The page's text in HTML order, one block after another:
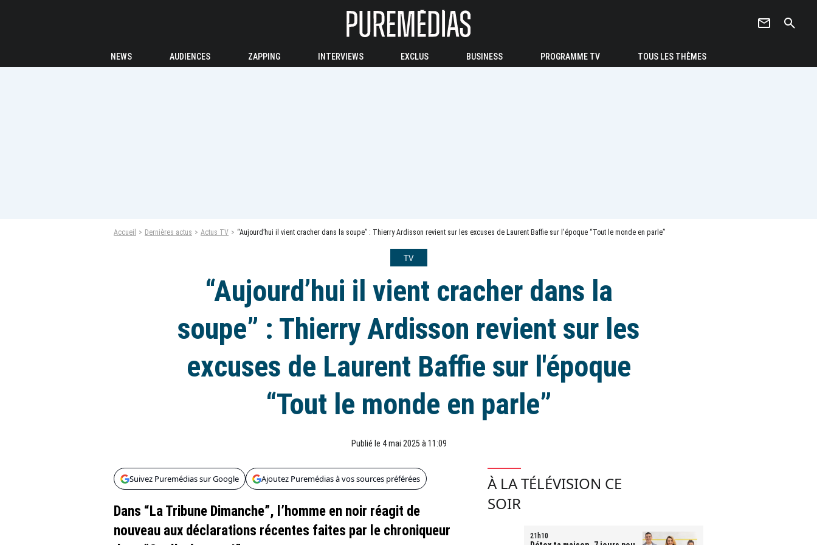
newsletter search
NEWS AUDIENCES ZAPPING INTERVIEWS EXCLUS BUSINESS PROGRAMME TV TOUS LES THÈMES
Accueil Dernières actus Actus TV “Aujourd’hui il vient cracher dans la soupe” : Thierry Ardisson revient sur les excuses de Laurent Baffie sur l'époque “Tout le monde en parle”
TV
“Aujourd’hui il vient cracher dans la
soupe” : Thierry Ardisson revient sur les
excuses de Laurent Baffie sur l'époque
“Tout le monde en parle”
Publié le 4 mai 2025 à 11:09
Suivez Puremédias sur Google Ajoutez Puremédias à vos sources préférées
Dans “La Tribune Dimanche”, l’homme en noir réagit de
nouveau aux déclarations récentes faites par le chroniqueur
À LA TÉLÉVISION CE
SOIR
21h10